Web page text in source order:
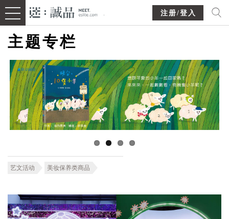
注册/登入
主题专栏
艺文活动 美妆保养类商品